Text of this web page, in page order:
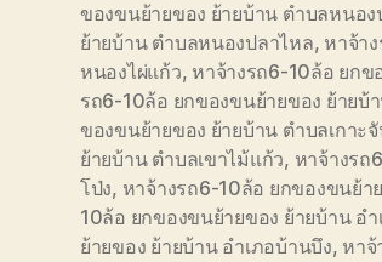
ของขนย้ายของ ย้ายบ้าน ตำบลหนอง
ย้ายบ้าน ตำบลหนองปลาไหล, หาจ้า
หนองไผ่แก้ว, หาจ้างรถ6-10ล้อ ยก
รถ6-10ล้อ ยกของขนย้ายของ ย้ายบ้
ของขนย้ายของ ย้ายบ้าน ตำบลเกาะ
ย้ายบ้าน ตำบลเขาไม้แก้ว, หาจ้างรถ
โป่ง, หาจ้างรถ6-10ล้อ ยกของขนย้า
10ล้อ ยกของขนย้ายของ ย้ายบ้าน อำ
ย้ายของ ย้ายบ้าน อำเภอบ้านบึง, หาจ้